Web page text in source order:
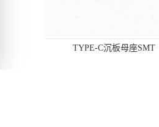
TYPE-C沉板母座SMT